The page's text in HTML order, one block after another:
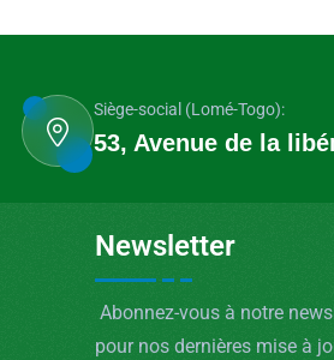
Siège-social (Lomé-Togo):
53, Avenue de la
Newsletter
Abonnez-vous à notre
pour nos dernières mise à